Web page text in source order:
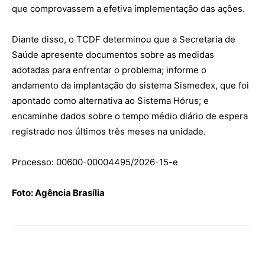
que comprovassem a efetiva implementação das ações.
Diante disso, o TCDF determinou que a Secretaria de
Saúde apresente documentos sobre as medidas
adotadas para enfrentar o problema; informe o
andamento da implantação do sistema Sismedex, que foi
apontado como alternativa ao Sistema Hórus; e
encaminhe dados sobre o tempo médio diário de espera
registrado nos últimos três meses na unidade.
Processo: 00600-00004495/2026-15-e
Foto: Agência Brasília